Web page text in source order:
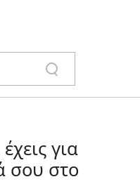
για
σου στο